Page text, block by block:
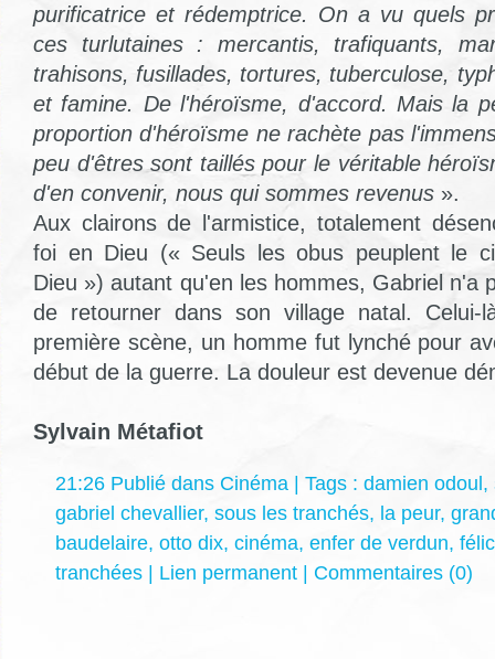
purificatrice et rédemptrice. On a vu quels
ces turlutaines : mercantis, trafiquants,
trahisons, fusillades, tortures, tuberculose,
et famine. De l'héroïsme, d'accord. Mais la
proportion d'héroïsme ne rachète pas
peu d'êtres sont taillés pour le véritable
d'en convenir, nous qui sommes revenus ».
Aux clairons de l'armistice, totalement
foi en Dieu (« Seuls les obus peuplent le
Dieu ») autant qu'en les hommes, Gabriel n'a
de retourner dans son village natal.
première scène, un homme fut lynché pour
début de la guerre. La douleur est devenue
Sylvain Métafiot
21:26 Publié dans Cinéma | Tags : damien odoul,
gabriel chevallier, sous les tranchés, la peur,
baudelaire, otto dix, cinéma, enfer de verdun,
tranchées | Lien permanent | Commentaires (0)